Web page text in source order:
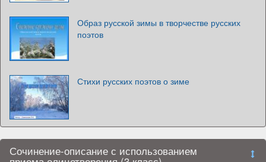
Образ русской зимы в творчестве русских
поэтов
Стихи русских поэтов о зиме
Сочинение-описание с использованием